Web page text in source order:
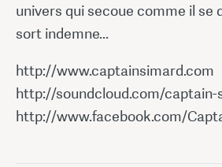
univers qui secoue comme il se
sort indemne...
http://www.captainsimard.com
http://soundcloud.com/captain-
http://www.facebook.com/